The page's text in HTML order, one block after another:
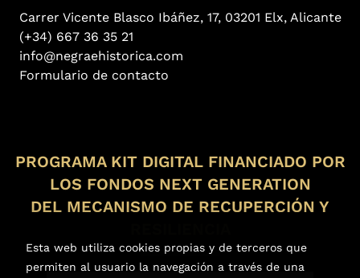
Carrer Vicente Blasco Ibáñez, 17, 03201 Elx, Alicante
(+34) 667 36 35 21
info@negraehistorica.com
Formulario de contacto
PROGRAMA KIT DIGITAL FINANCIADO POR
LOS FONDOS NEXT GENERATION
DEL MECANISMO DE RECUPERCIÓN Y
Esta web utiliza cookies propias y de terceros que
permiten al usuario la navegación a través de una